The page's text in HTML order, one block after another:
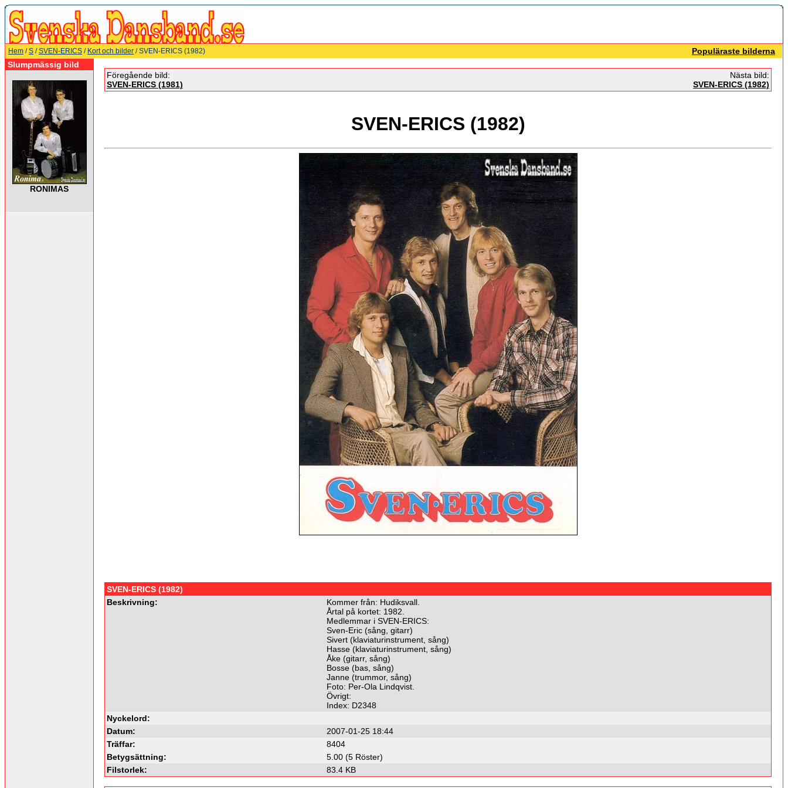
Hem /S /SVEN-ERICS / Kort och bilder / SVEN-ERICS (1982)
Populäraste bilderna
Slumpmässig bild
RONIMAS
Föregående bild:
SVEN-ERICS (1981)
Nästa bild:
SVEN-ERICS (1982)
SVEN-ERICS (1982)
SVEN-ERICS (1982)
Beskrivning:
Kommer från: Hudiksvall.
Årtal på kortet: 1982.
Medlemmar i SVEN-ERICS:
Sven-Eric (sång, gitarr)
Sivert (klaviaturinstrument, sång)
Hasse (klaviaturinstrument, sång)
Åke (gitarr, sång)
Bosse (bas, sång)
Janne (trummor, sång)
Foto: Per-Ola Lindqvist.
Övrigt:
Index: D2348
Nyckelord:
Datum:
2007-01-25 18:44
Träffar:
8404
Betygsättning:
5.00 (5 Röster)
Filstorlek:
83.4 KB